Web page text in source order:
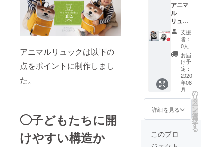
アニマルリュックは以下の
点をポイントに制作しまし
た。
◯子どもたちに開
けやすい構造か
アニマ
ル
リュッ
ク：パ
ンダ カ
ラー：
(本体)ブ
ラック&
ホワイ
ト、(中
生地)水
支援
者：
0人
お届
け予
定：
2020
年08
月
詳細を見る
こ
の
リ
タ
ー
ン
を
選
択
す
る
このプロ